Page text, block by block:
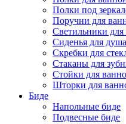
Полки под
Поручни для
Светильники для
Сиденья для душа
Скребки для
Стаканы для
Стойки для
Шторки для
Биде
Напольные биде
Подвесные биде